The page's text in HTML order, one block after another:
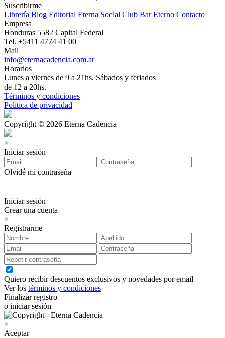
Suscribirme
Librería Blog Editorial Eterna Social Club Bar Eterno Contacto
Empresa
Honduras 5582 Capital Federal
Tel. +5411 4774 41 00
Mail
info@eternacadencia.com.ar
Horarios
Lunes a viernes de 9 a 21hs. Sábados y feriados
de 12 a 20hs.
Términos y condiciones
Política de privacidad
Copyright © 2026 Eterna Cadencia
×
Iniciar sesión
Olvidé mi contraseña
Iniciar sesión
Crear una cuenta
×
Registrarme
Quiero recibir descuentos exclusivos y novedades por email
Ver los términos y condiciones
Finalizar registro
o iniciar sesión
×
Aceptar